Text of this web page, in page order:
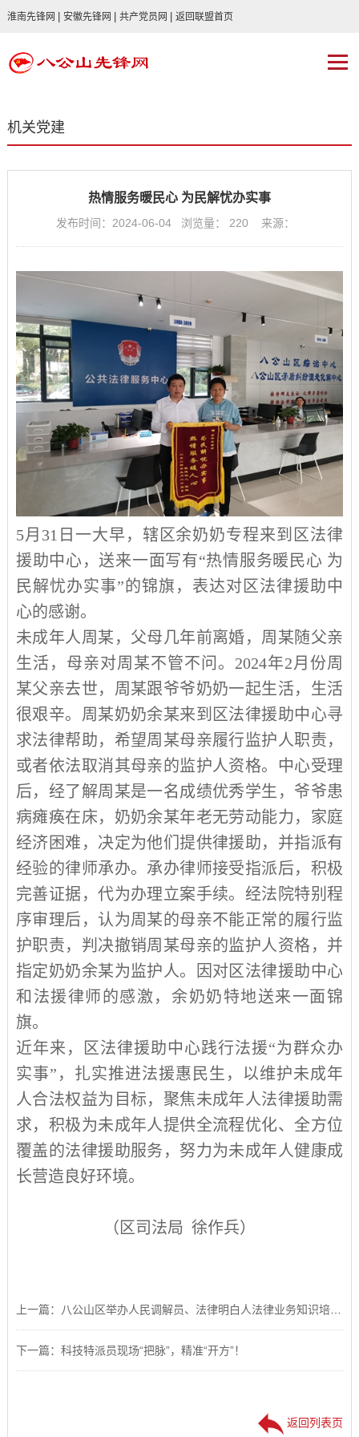
淮南先锋网 安徽先锋网 共产党员网 返回联盟首页
机关党建
热情服务暖民心 为民解忧办实事
发布时间：2024-06-04 浏览量： 220 来源：
5月 31 日一大早，辖区余奶奶专程来到区法律
援助中心，送来一面写有“热情服务暖民心 为
民解忧办实事”的锦旗，表达对区法律援助中
心的感谢。
未成年人周某，父母几年前离婚，周某随父亲
生活，母亲对周某不管不问。 2024年2月份周
某父亲去世，周某跟爷爷奶奶一起生活，生活
很艰辛。周某奶奶余某来到区法律援助中心寻
求法律帮助，希望周某母亲履行监护人职责，
或者依法取消其母亲的监护人资格。中心受理
后，经了解周某是一名成绩优秀学生，爷爷患
病瘫痪在床，奶奶余某年老无劳动能力，家庭
经济困难，决定为他们提供律援助，并指派有
经验的律师承办。承办律师接受指派后，积极
完善证据，代为办理立案手续。经法院特别程
序审理后，认为周某的母亲不能正常的履行监
护职责，判决撤销周某母亲的监护人资格，并
指定奶奶余某为监护人。因对区法律援助中心
和法援律师的感激，余奶奶特地送来一面锦
旗。
近年来，区法律援助中心践行法援“为群众办
实事”，扎实推进法援惠民生，以维护未成年
人合法权益为目标，聚焦未成年人法律援助需
求，积极为未成年人提供全流程优化、全方位
覆盖的法律援助服务，努力为未成年人健康成
长营造良好环境。
（区司法局 徐作兵）
上一篇：八公山区举办人民调解员、法律明白人法律业务知识培训班
下一篇：科技特派员现场“把脉”，精准“开方”！
返回列表页